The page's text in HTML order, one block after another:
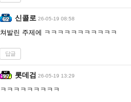
신콜로 26-05-19 08:58
쳐발린 주제에 ㅋㅋㅋㅋㅋㅋㅋㅋㅋㅋㅋ
답글
롯데검 26-05-19 13:29
ㅋㅋㅋㅋㅋㅋㅋㅋㅋ